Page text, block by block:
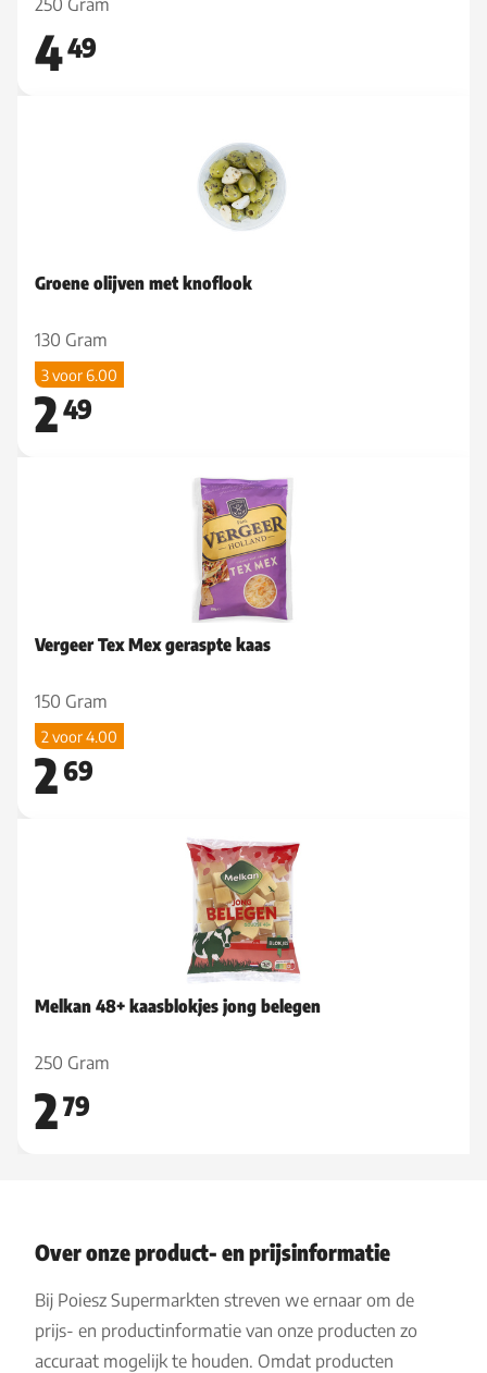
250 Gram
449
Groene olijven met knoflook
130 Gram
3 voor 6.00
249
Vergeer Tex Mex geraspte kaas
150 Gram
2 voor 4.00
269
Melkan 48+ kaasblokjes jong belegen
250 Gram
279
Over onze product- en prijsinformatie
Bij Poiesz Supermarkten streven we ernaar om de
prijs- en productinformatie van onze producten zo
accuraat mogelijk te houden. Omdat producten